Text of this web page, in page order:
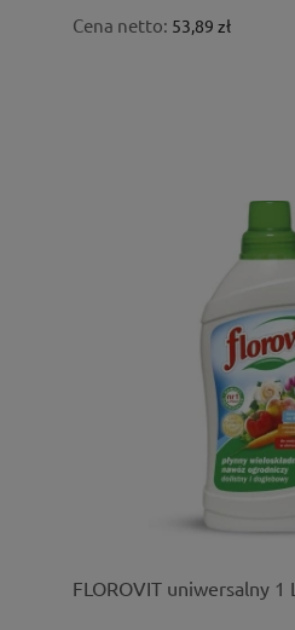
Cena netto: 53,89 zł
FLOROVIT uniwersalny 1 L